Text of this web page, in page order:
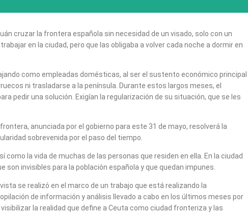
cruzar la frontera española sin necesidad de un visado, solo con un
en la ciudad, pero que las obligaba a volver cada noche a dormir en
como empleadas domésticas, al ser el sustento económico principal
ni trasladarse a la península. Durante estos largos meses, el
pedir una solución. Exigían la regularización de su situación, que se les
anunciada por el gobierno para este 31 de mayo, resolverá la
sobrevenida por el paso del tiempo.
la vida de muchas de las personas que residen en ella. En la ciudad
invisibles para la población española y que quedan impunes.
se realizó en el marco de un trabajo que está realizando la
de información y análisis llevado a cabo en los últimos meses por
la realidad que define a Ceuta como ciudad fronteriza y las